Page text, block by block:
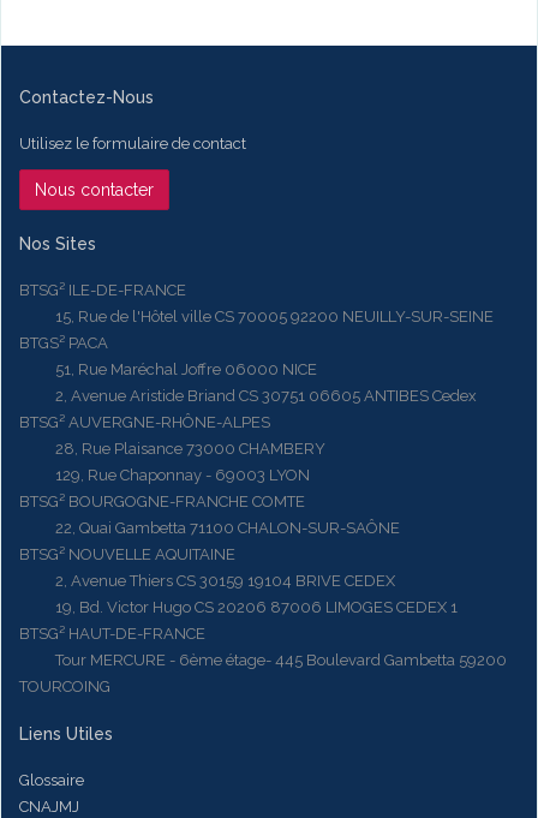
Contactez-Nous
Utilisez le formulaire de contact
Nous contacter
Nos Sites
BTSG² ILE-DE-FRANCE
15, Rue de l'Hôtel ville CS 70005 92200 NEUILLY-SUR-SEINE
BTGS² PACA
51, Rue Maréchal Joffre 06000 NICE
2, Avenue Aristide Briand CS 30751 06605 ANTIBES Cedex
BTSG² AUVERGNE-RHÔNE-ALPES
28, Rue Plaisance 73000 CHAMBERY
129, Rue Chaponnay - 69003 LYON
BTSG² BOURGOGNE-FRANCHE COMTE
22, Quai Gambetta 71100 CHALON-SUR-SAÔNE
BTSG² NOUVELLE AQUITAINE
2, Avenue Thiers CS 30159 19104 BRIVE CEDEX
19, Bd. Victor Hugo CS 20206 87006 LIMOGES CEDEX 1
BTSG² HAUT-DE-FRANCE
Tour MERCURE - 6ème étage- 445 Boulevard Gambetta 59200
TOURCOING
Liens Utiles
Glossaire
CNAJMJ